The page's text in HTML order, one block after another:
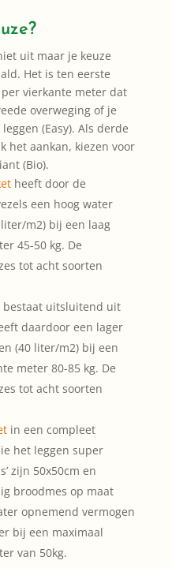
uit maar je keuze
Het is ten eerste
vierkante meter dat
overweging of je
(Easy). Als derde
het aankan, kiezen voor
(Bio).
heeft door de
een hoog water
m2) bij een laag
45-50 kg. De
tot acht soorten
bestaat uitsluitend uit
daardoor een lager
(40 liter/m2) bij een
meter 80-85 kg. De
tot acht soorten
in een compleet
het leggen super
zijn 50x50cm en
broodmes op maat
opnemend vermogen
bij een maximaal
van 50kg.